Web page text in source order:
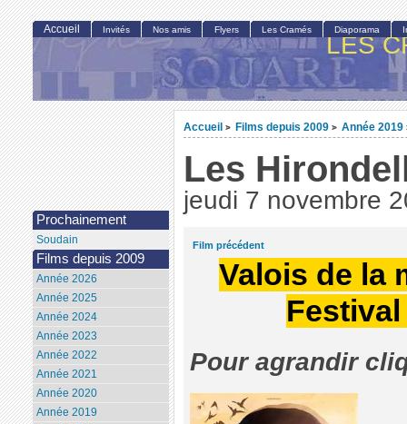
LES
Accueil > Films depuis 2009 > Année 2019
Les
jeudi 7 novembre
Film précédent
Valois de la
Festival
Pour agrandir
Accueil Invités Nos amis Flyers Les Cramés Diaporama
Prochainement
Soudain
Films depuis 2009
Année 2026
Année 2025
Année 2024
Année 2023
Année 2022
Année 2021
Année 2020
Année 2019